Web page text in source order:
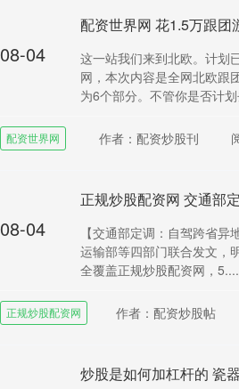
08-04
配资世界网 花1.5万跟团
这一站我们来到北欧。计划
网，本次内容是全网北欧跟
为6个部分。不管你是否计
配资世界网 作者：配资炒股刊
08-04
【交通部定调：自驾跨省
运输部等四部门联合发文，
全覆盖正规炒股配资网，5....
正规炒股配资网 作者：配资炒股帖
炒股是如何加杠杆的 瓷